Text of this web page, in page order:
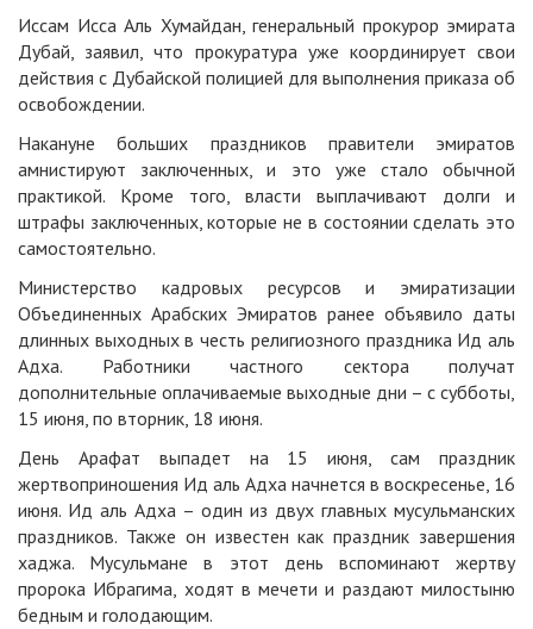
Иссам Исса Аль Хумайдан, генеральный прокурор эмирата
Дубай, заявил, что прокуратура уже координирует свои
действия с Дубайской полицией для выполнения приказа об
освобождении.
Накануне больших праздников правители эмиратов
амнистируют заключенных, и это уже стало обычной
практикой. Кроме того, власти выплачивают долги и
штрафы заключенных, которые не в состоянии сделать это
самостоятельно.
Министерство кадровых ресурсов и эмиратизации
Объединенных Арабских Эмиратов ранее объявило даты
длинных выходных в честь религиозного праздника Ид аль
Адха. Работники частного сектора получат
дополнительные оплачиваемые выходные дни – с субботы,
15 июня, по вторник, 18 июня.
День Арафат выпадет на 15 июня, сам праздник
жертвоприношения Ид аль Адха начнется в воскресенье, 16
июня. Ид аль Адха – один из двух главных мусульманских
праздников. Также он известен как праздник завершения
хаджа. Мусульмане в этот день вспоминают жертву
пророка Ибрагима, ходят в мечети и раздают милостыню
бедным и голодающим.